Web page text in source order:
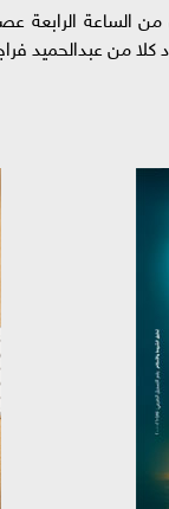
الساعة الرابعة
من عبدالحميد